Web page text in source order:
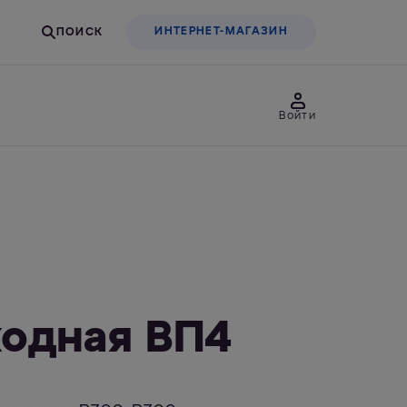
ИНТЕРНЕТ-МАГАЗИН
Войти
ВП4